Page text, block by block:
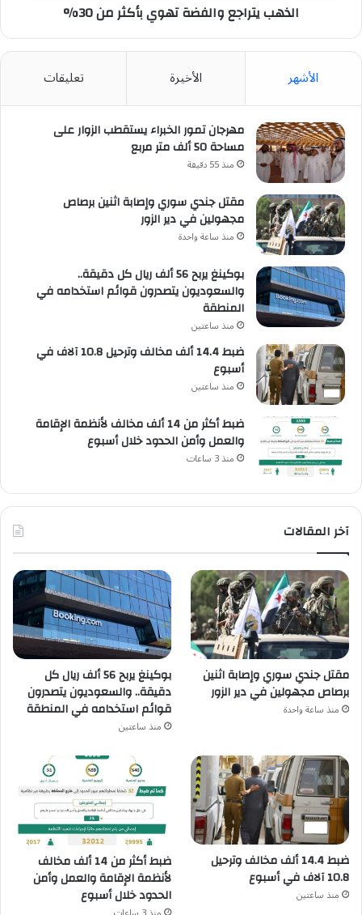
الذهب يتراجع والفضة تهوي بأكثر من 30%
الأشهر الأخيرة تعليقات
مهرجان تمور الخبراء يستقطب الزوار على
مساحة 50 ألف متر مربع
منذ 55 دقيقة
مقتل جندي سوري وإصابة اثنين برصاص
مجهولين في دير الزور
منذ ساعة واحدة
بوكينغ يربح 56 ألف ريال كل دقيقة..
والسعوديون يتصدرون قوائم استخدامه في
المنطقة
منذ ساعتين
ضبط 14.4 ألف مخالف وترحيل 10.8 آلاف في
أسبوع
منذ ساعتين
ضبط أكثر من 14 ألف مخالف لأنظمة الإقامة
والعمل وأمن الحدود خلال أسبوع
منذ 3 ساعات
آخر المقالات
مقتل جندي سوري وإصابة اثنين
برصاص مجهولين في دير الزور
منذ ساعة واحدة
بوكينغ يربح 56 ألف ريال كل
دقيقة.. والسعوديون يتصدرون
قوائم استخدامه في المنطقة
منذ ساعتين
ضبط 14.4 ألف مخالف وترحيل
10.8 آلاف في أسبوع
منذ ساعتين
ضبط أكثر من 14 ألف مخالف
لأنظمة الإقامة والعمل وأمن
الحدود خلال أسبوع